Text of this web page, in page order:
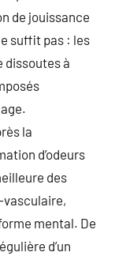
de jouissance
suffit pas : les
dissoutes à
la
d’odeurs
des
mental. De
d’un